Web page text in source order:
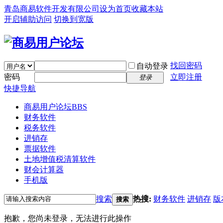
青岛商易软件开发有限公司 设为首页收藏本站
开启辅助访问 切换到宽版
自动登录 找回密码
密码
登录
立即注册
快捷导航
商易用户论坛BBS
财务软件
税务软件
进销存
票据软件
土地增值税清算软件
财会计算器
手机版
搜索 搜索 热搜: 财务软件 进销存 版
抱歉，您尚未登录，无法进行此操作